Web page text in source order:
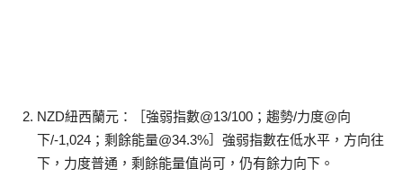
NZD紐西蘭元：［強弱指數@13/100；趨勢/力度@向
下/-1,024；剩餘能量@34.3%］強弱指數在低水平，方向往
下，力度普通，剩餘能量值尚可，仍有餘力向下。